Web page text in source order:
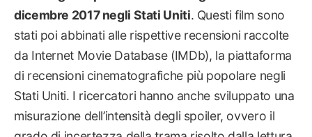
dicembre 2017 negli Stati Uniti. Questi film sono
stati poi abbinati alle rispettive recensioni raccolte
da Internet Movie Database (IMDb), la piattaforma
di recensioni cinematografiche più popolare negli
Stati Uniti. I ricercatori hanno anche sviluppato una
misurazione dell’intensità degli spoiler, ovvero il